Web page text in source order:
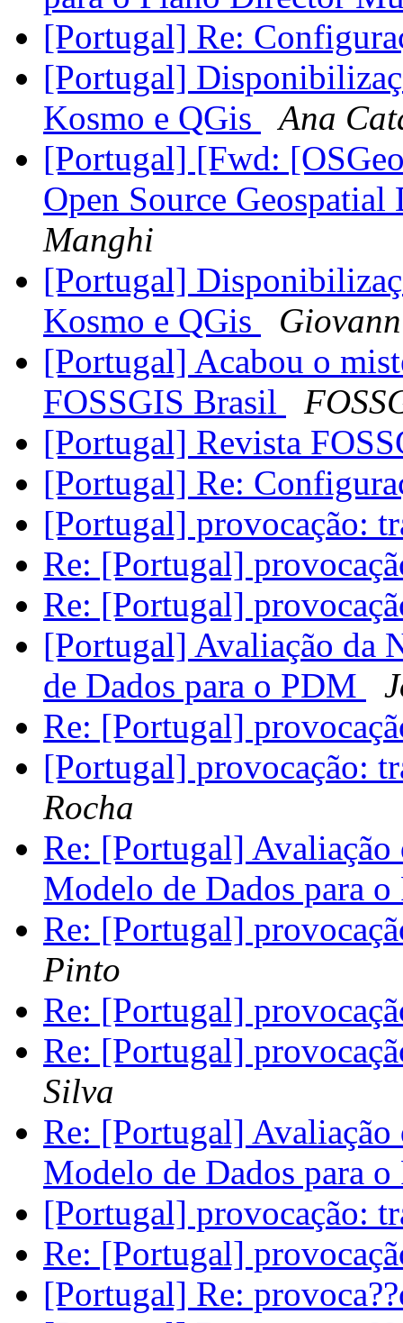
[Portugal] Re:
[Portugal]
Kosmo e QGis
Ana
[Portugal] [Fwd:
Open Source
Manghi
[Portugal]
Kosmo e QGis
[Portugal] Acabou o
FOSSGIS Brasil
[Portugal] Revista
[Portugal] Re:
[Portugal] provocação:
Re: [Portugal]
Re: [Portugal]
[Portugal] Avaliação da
de Dados para o PDM
Re: [Portugal]
[Portugal] provocação:
Rocha
Re: [Portugal] Avaliação
Modelo de Dados para
Re: [Portugal]
Pinto
Re: [Portugal]
Re: [Portugal]
Silva
Re: [Portugal] Avaliação
Modelo de Dados para
[Portugal] provocação:
Re: [Portugal]
[Portugal] Re: